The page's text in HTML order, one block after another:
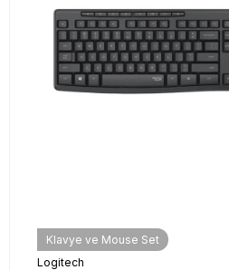
Klavye ve Mouse Set
Logitech